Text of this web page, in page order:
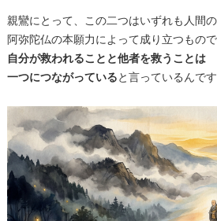
親鸞にとって、この二つはいずれも人間の
阿弥陀仏の本願力によって成り立つもので
自分が救われることと他者を救うことは
一つにつながっていると言っているんです